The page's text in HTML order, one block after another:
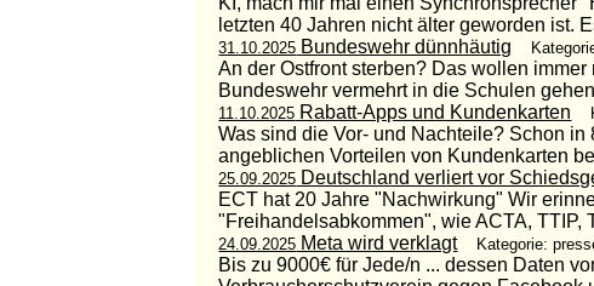
letzten 40 Jahren nicht älter geworden ist.
31.10.2025 Bundeswehr dünnhäutig
An der Ostfront sterben? Das wollen
Bundeswehr vermehrt in die Schulen
11.10.2025 Rabatt-Apps und Kundenkarten
Was sind die Vor- und Nachteile? Schon
angeblichen Vorteilen von Kundenkarten
25.09.2025 Deutschland verliert vor
ECT hat 20 Jahre "Nachwirkung" Wir
"Freihandelsabkommen", wie ACTA, TTIP,
24.09.2025 Meta wird verklagt Kategorie:
Bis zu 9000€ für Jede/n ... dessen Daten